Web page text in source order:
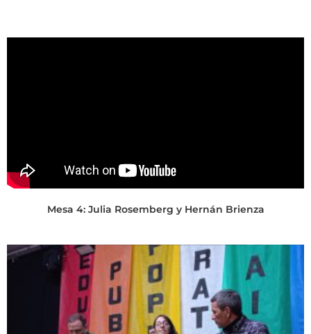
Mesa 4: Julia Rosemberg y Hernán Brienza